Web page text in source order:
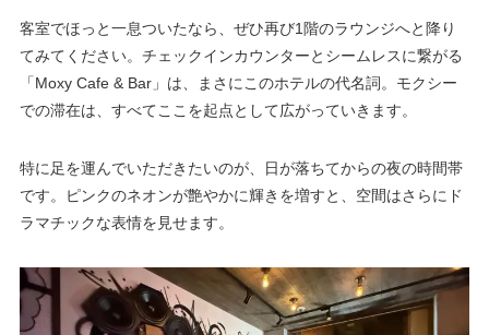
客室でほっと一息ついたなら、ぜひ再び1階のラウンジへと降り
てみてください。チェックインカウンターとシームレスに繋がる
「Moxy Cafe & Bar」は、まさにこのホテルの代名詞。モクシー
での滞在は、すべてここを起点として広がっていきます。
特に足を運んでいただきたいのが、日が落ちてからの夜の時間帯
です。ピンクのネオンが艶やかに輝きを増すと、空間はさらにド
ラマチックな表情を見せます。